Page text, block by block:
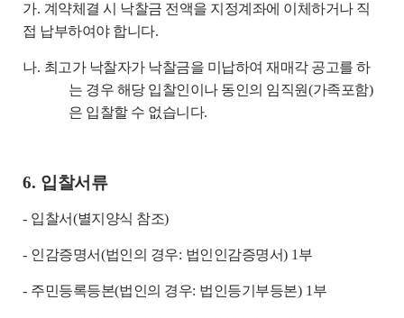
가. 계약체결 시 낙찰금 전액을 지정계좌에 이체하거나 직
접 납부하여야 합니다.
나. 최고가 낙찰자가 낙찰금을 미납하여 재매각 공고를 하
는 경우 해당 입찰인이나 동인의 임직원(가족포함)
은 입찰할 수 없습니다.
6. 입찰서류
- 입찰서(별지양식 참조)
- 인감증명서(법인의 경우: 법인인감증명서) 1 부
- 주민등록등본(법인의 경우: 법인등기부등본) 1 부